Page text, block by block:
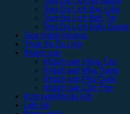
Tour Du Lịch Bạc Liêu
Tour Du Lịch Bến Tre
Tour Du Lịch Kiên Giang
Tour Hành Hương
Thuê Xe Du Lịch
Khách sạn
Khách sạn Vũng Tàu
Khách sạn Nha Trang
Khách sạn Phú Quốc
Khách sạn Cần Thơ
Kinh nghiệm du lịch
Liên hệ